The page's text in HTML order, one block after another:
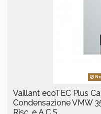
Vaillant ecoTEC Plus
Condensazione VMW